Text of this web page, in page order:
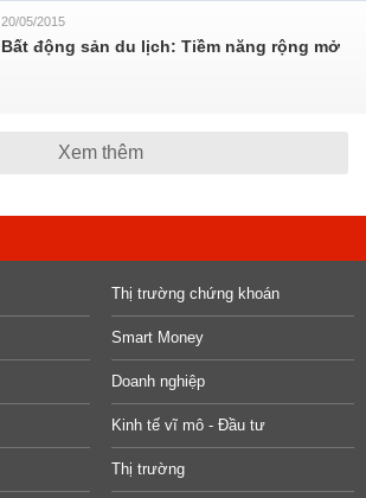
20/05/2015
Bất động sản du lịch: Tiềm năng rộng mở
Xem thêm
Thị trường chứng khoán
Smart Money
Doanh nghiệp
Kinh tế vĩ mô - Đầu tư
Thị trường